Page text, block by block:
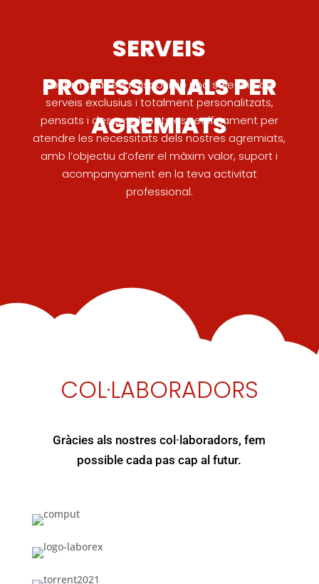
SERVEIS
PROFESSIONALS PER
AGREMIATS
Posem a la teva disposició una selecció de
serveis exclusius i totalment personalitzats,
pensats i desenvolupats específicament per
atendre les necessitats dels nostres agremiats,
amb l’objectiu d’oferir el màxim valor, suport i
acompanyament en la teva activitat
professional.
COL·LABORADORS
Gràcies als nostres col·laboradors, fem
possible cada pas cap al futur.